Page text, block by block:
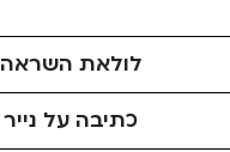
לולאת השראה
כתיבה על נייר